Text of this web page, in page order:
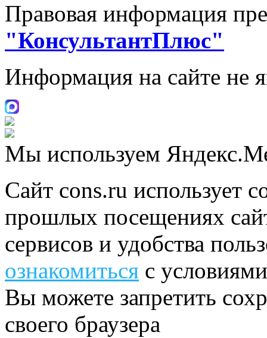
Правовая информация
"КонсультантПлюс"
Информация на сайте не
Мы используем
Сайт cons.ru использует
прошлых посещениях
сервисов и удобства
ознакомиться с
Вы можете запретить
своего браузера